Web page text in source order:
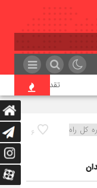
تقدیر معاون اول
6
كل راه